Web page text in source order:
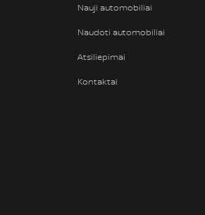
Nauji automobiliai
Naudoti automobiliai
Atsiliepimai
Kontaktai